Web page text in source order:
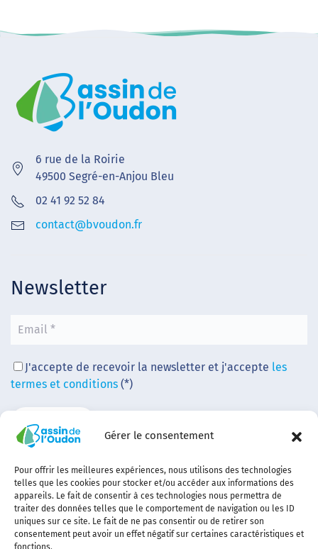
Gérer le consentement
Pour offrir les meilleures expériences, nous utilisons des technologies
telles que les cookies pour stocker et/ou accéder aux informations des
appareils. Le fait de consentir à ces technologies nous permettra de
traiter des données telles que le comportement de navigation ou les ID
uniques sur ce site. Le fait de ne pas consentir ou de retirer son
consentement peut avoir un effet négatif sur certaines caractéristiques et
fonctions.
6 rue de la Roirie
49500 Segré-en-Anjou Bleu
02 41 92 52 84
contact@bvoudon.fr
Newsletter
J'accepte de recevoir la newsletter et j'accepte les
termes et conditions (*)